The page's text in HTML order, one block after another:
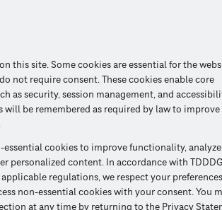
this site. Some cookies are essential for the
not require consent. These cookies enable core
as security, session management, and
will be remembered as required by law to
essential cookies to improve functionality, analyze
personalized content. In accordance with
applicable regulations, we respect your
non-essential cookies with your consent. You
at any time by returning to the Privacy